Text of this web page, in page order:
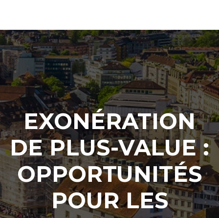
EXONÉRATION
DE PLUS-VALUE :
OPPORTUNITÉS
POUR LES